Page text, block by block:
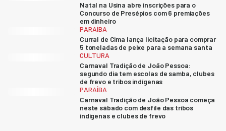
Natal na Usina abre inscrições para o
Concurso de Presépios com 6 premiações
em dinheiro
PARAÍBA
Curral de Cima lança licitação para comprar
5 toneladas de peixe para a semana santa
CULTURA
Carnaval Tradição de João Pessoa:
segundo dia tem escolas de samba, clubes
de frevo e tribos indígenas
PARAÍBA
Carnaval Tradição de João Pessoa começa
neste sábado com desfile das tribos
indigenas e clubes de frevo